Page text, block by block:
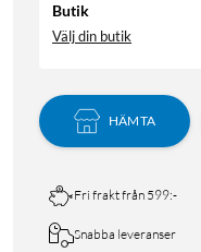
Butik
Välj din butik
HÄMTA
Fri frakt från 599:-
Snabba leveranser